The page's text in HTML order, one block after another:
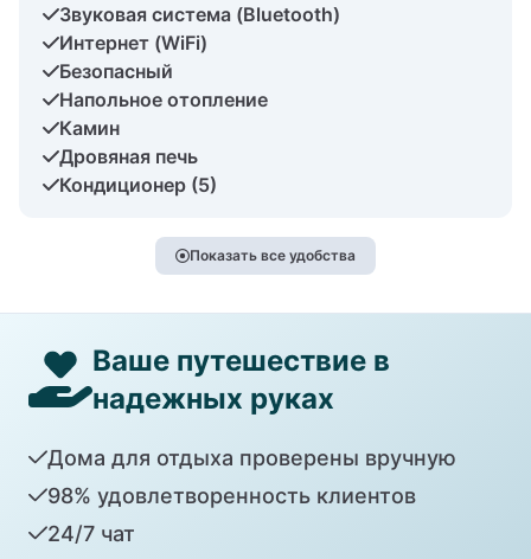
Звуковая система (Bluetooth)
Интернет (WiFi)
Безопасный
Напольное отопление
Камин
Дровяная печь
Кондиционер (5)
Показать все удобства
Ваше путешествие в
надежных руках
Дома для отдыха проверены вручную
98% удовлетворенность клиентов
24/7 чат